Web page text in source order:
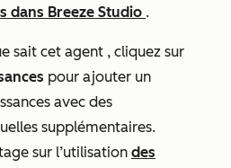
dans Breeze Studio .
sait cet agent , cliquez sur
pour ajouter un
avec des
supplémentaires.
sur l’utilisation des